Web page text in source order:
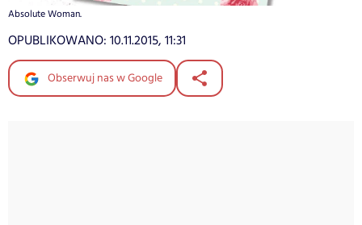
Absolute Woman.
OPUBLIKOWANO: 10.11.2015, 11:31
Obserwuj nas w Google